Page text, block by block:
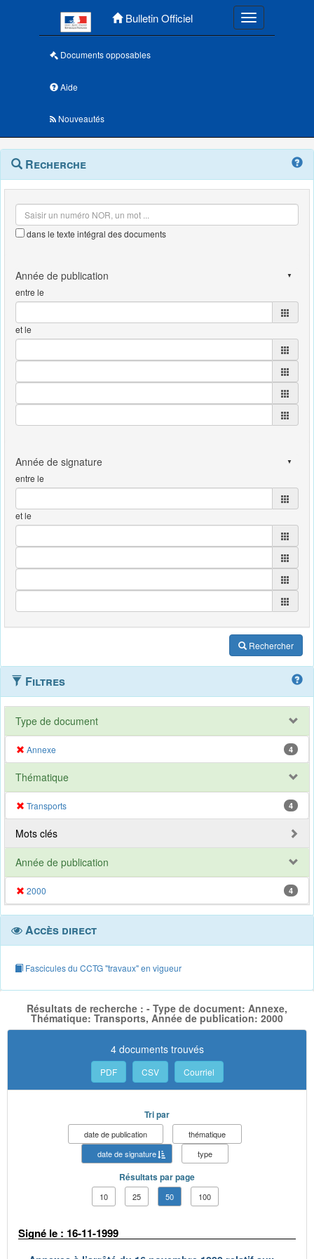
Bulletin Officiel Toggle
Documents opposables
Aide
Nouveautés
Navigation
outils
Menu
contextuel
Recherche
dans le texte intégral des documents
entre le
et le
entre le
et le
Rechercher
Filtres
Type de document
Annexe 4
Thématique
Transports 4
Mots clés
Année de publication
2000 4
Accès direct
Fascicules du CCTG "travaux" en vigueur
Résultats de recherche : - Type de document: Annexe,
Thématique: Transports, Année de publication: 2000
4 documents trouvés
PDF CSV Courriel
Tri par
date de publication
thématique
date de signature
type
Résultats par page
10 25 50 100
Signé le : 16-11-1999